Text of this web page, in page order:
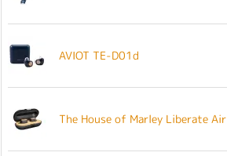
AVIOT TE-D01d
The House of Marley Liberate Air